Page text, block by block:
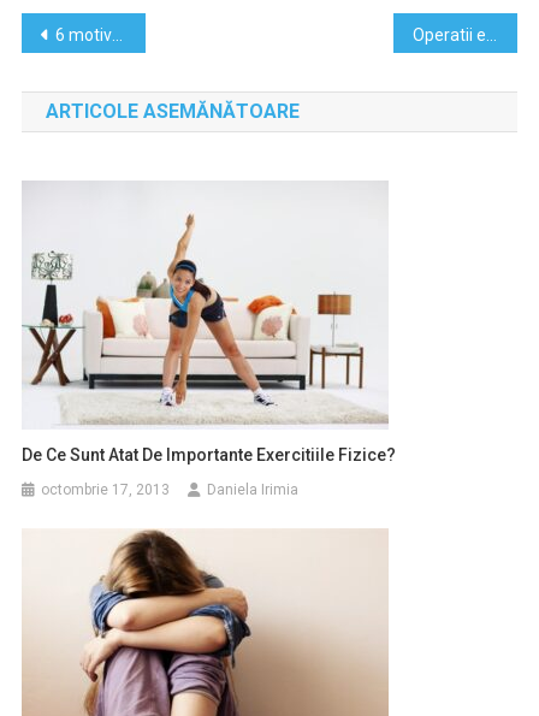
Navigare
în
articole
6 motive să folosești flyere pentru promovarea afacerii tale
ARTICOLE ASEMĂNĂTOARE
De Ce Sunt Atat De Importante Exercitiile Fizice?
octombrie 17, 2013 Daniela Irimia